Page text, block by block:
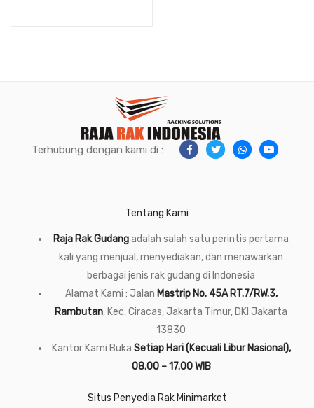
Terhubung dengan kami di :
Tentang Kami
Raja Rak Gudangadalah salah satu perintis pertama
kali yang menjual, menyediakan, dan menawarkan
berbagai jenis rak gudang di Indonesia
Alamat Kami : Jalan Mastrip No. 45A RT.7/RW.3,
Rambutan, Kec. Ciracas, Jakarta Timur, DKI Jakarta
13830
Kantor Kami Buka Setiap Hari (Kecuali Libur Nasional),
08.00 – 17.00 WIB
Situs Penyedia Rak Minimarket